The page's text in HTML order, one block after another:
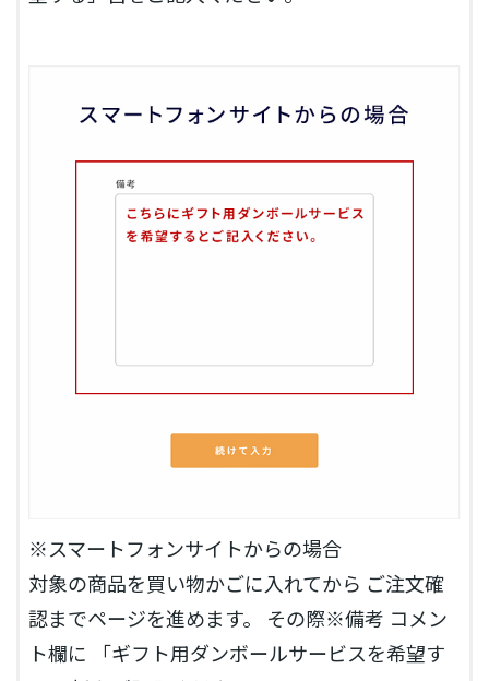
※スマートフォンサイトからの場合
対象の商品を買い物かごに入れてから ご注文確
認までページを進めます。 その際※備考 コメン
ト欄に 「ギフト用ダンボールサービスを希望す